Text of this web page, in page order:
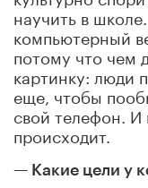
научить в
компьютерный
потому что чем
картинку: люди
еще, чтобы
свой телефон. И
происходит.
— Какие цели у